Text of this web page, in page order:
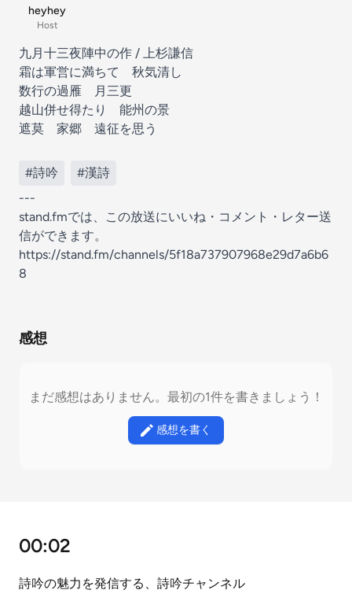
heyhey
Host
九月十三夜陣中の作 / 上杉謙信
霜は軍営に満ちて 秋気清し
数行の過雁 月三更
越山併せ得たり 能州の景
遮莫 家郷 遠征を思う
#詩吟
#漢詩
---
stand.fmでは、この放送にいいね・コメント・レター送
信ができます。
https://stand.fm/channels/5f18a737907968e29d7a6b6
8
感想
まだ感想はありません。最初の1件を書きましょう！
感想を書く
00:02
詩吟の魅力を発信する、詩吟チャンネル